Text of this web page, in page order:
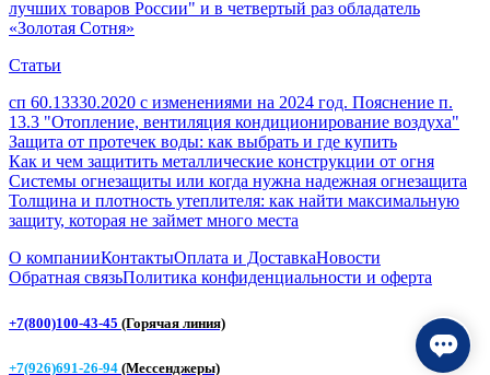
лучших товаров России" и в четвертый раз обладатель
«Золотая Сотня»
Статьи
сп 60.13330.2020 с изменениями на 2024 год. Пояснение п.
13.3 "Отопление, вентиляция кондиционирование воздуха"
Защита от протечек воды: как выбрать и где купить
Как и чем защитить металлические конструкции от огня
Системы огнезащиты или когда нужна надежная огнезащита
Толщина и плотность утеплителя: как найти максимальную
защиту, которая не займет много места
О компанииКонтактыОплата и ДоставкаНовости
Обратная связьПолитика конфиденциальности и оферта
+7(800)100-43-45 (Горячая линия)
+7(926)691-26-94 (Мессенджеры)